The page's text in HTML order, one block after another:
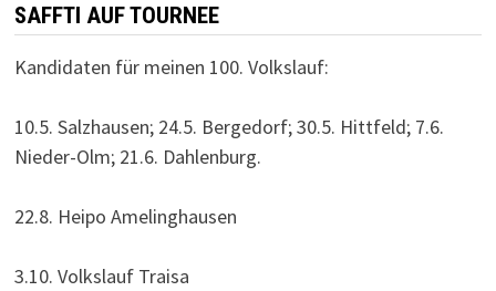
SAFFTI AUF TOURNEE
Kandidaten für meinen 100. Volkslauf:
10.5. Salzhausen; 24.5. Bergedorf; 30.5. Hittfeld; 7.6.
Nieder-Olm; 21.6. Dahlenburg.
22.8. Heipo Amelinghausen
3.10. Volkslauf Traisa